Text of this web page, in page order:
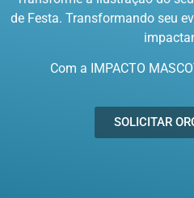
de Festa. Transformando seu
Com a IMPACTO
SOLICITAR